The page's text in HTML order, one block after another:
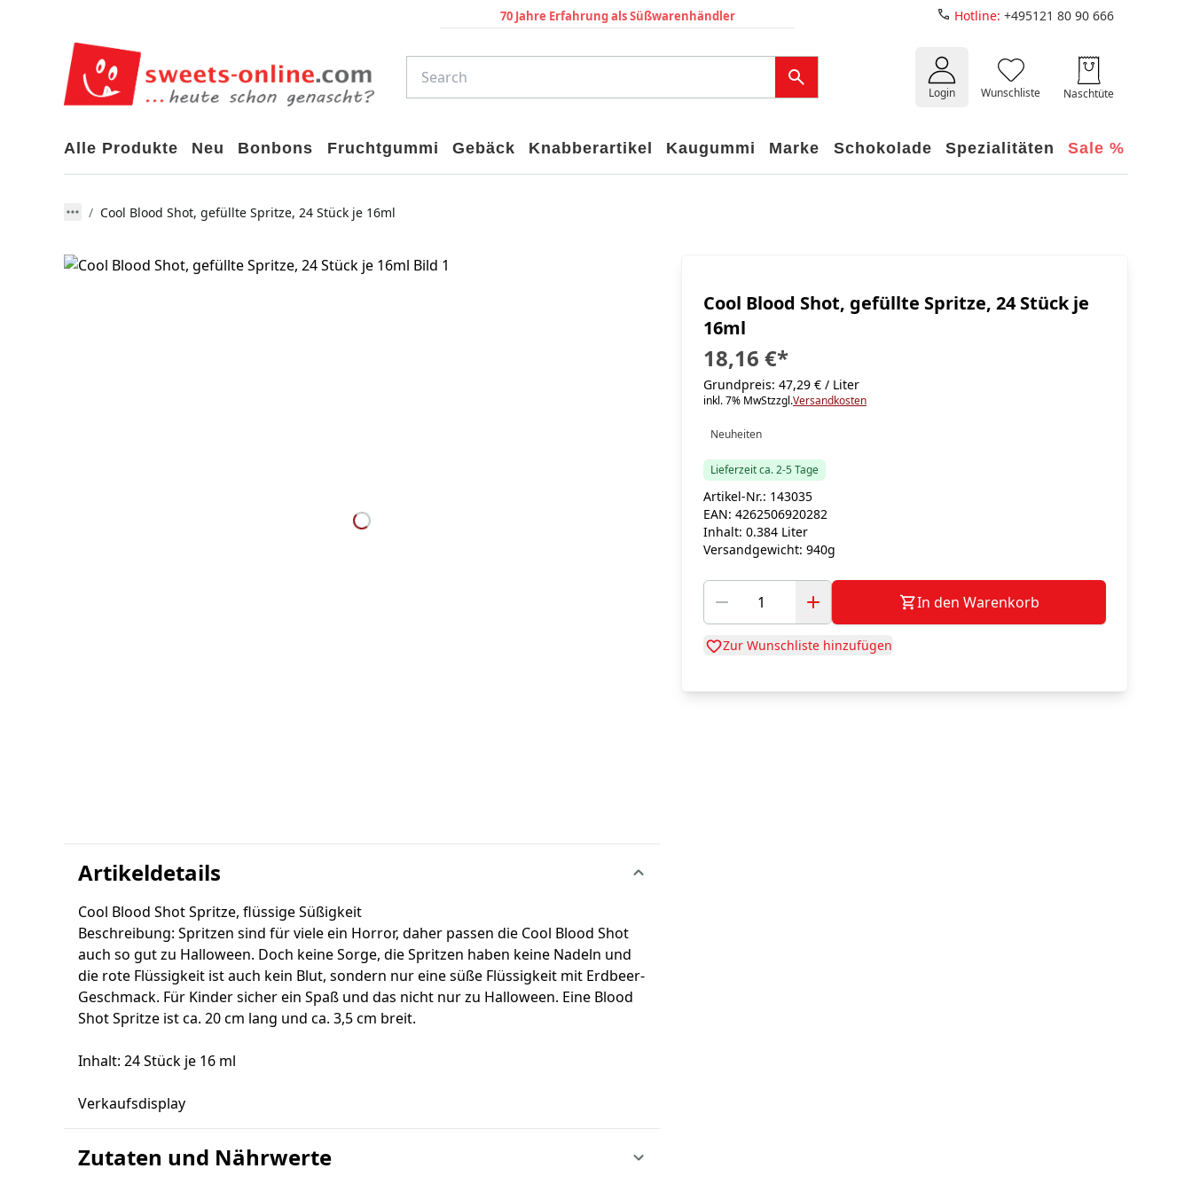
70 Jahre Erfahrung als Süßwarenhändler Hotline: +495121 80 90 666
Login Wunschliste Naschtüte
Alle Produkte Neu Bonbons Fruchtgummi Gebäck Knabberartikel Kaugummi Marke Schokolade Spezialitäten Sale %
Cool Blood Shot, gefüllte Spritze, 24 Stück je 16ml
Cool Blood Shot, gefüllte Spritze, 24 Stück je
16ml
18,16 €*
Grundpreis: 47,29 € / Liter
inkl. 7% MwStzzgl.Versandkosten
Neuheiten
Lieferzeit ca. 2-5 Tage
Artikel-Nr.: 143035
EAN: 4262506920282
Inhalt: 0.384 Liter
Versandgewicht: 940g
In den Warenkorb
Zur Wunschliste hinzufügen
Artikeldetails
Cool Blood Shot Spritze, flüssige Süßigkeit
Beschreibung: Spritzen sind für viele ein Horror, daher passen die Cool Blood Shot
auch so gut zu Halloween. Doch keine Sorge, die Spritzen haben keine Nadeln und
die rote Flüssigkeit ist auch kein Blut, sondern nur eine süße Flüssigkeit mit Erdbeer-
Geschmack. Für Kinder sicher ein Spaß und das nicht nur zu Halloween. Eine Blood
Shot Spritze ist ca. 20 cm lang und ca. 3,5 cm breit.
Inhalt: 24 Stück je 16 ml
Verkaufsdisplay
Zutaten und Nährwerte